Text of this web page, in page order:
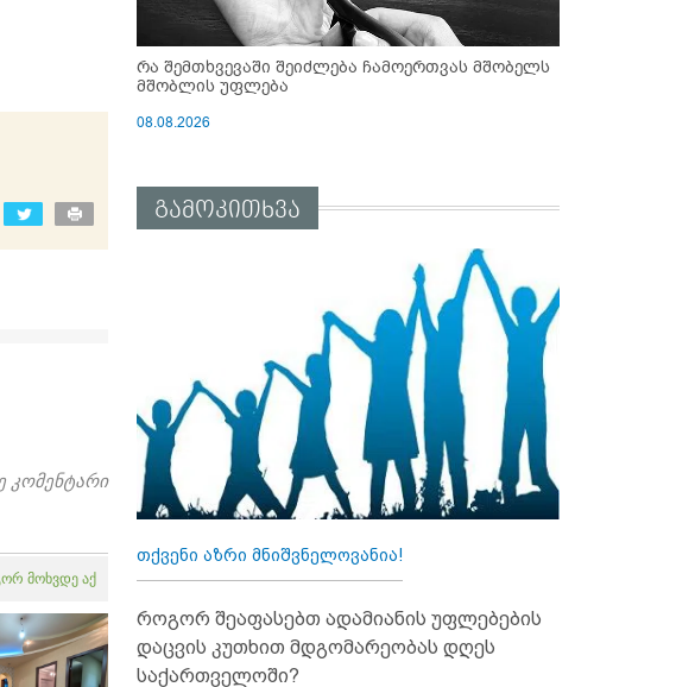
კომენტარი
მოხვდე აქ
რა შემთხვევაში შეიძლება ჩამოერთვას მშობელს
მშობლის უფლება
08.08.2026
გამოკითხვა
თქვენი აზრი მნიშვნელოვანია!
როგორ შეაფასებთ ადამიანის უფლებების
დაცვის კუთხით მდგომარეობას დღეს
საქართველოში?